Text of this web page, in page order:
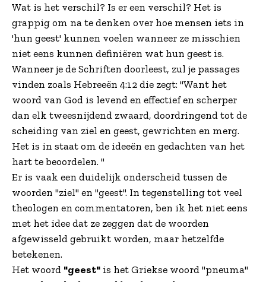
Wat is het verschil? Is er een verschil? Het is
grappig om na te denken over hoe mensen iets in
'hun geest' kunnen voelen wanneer ze misschien
niet eens kunnen definiëren wat hun geest is.
Wanneer je de Schriften doorleest, zul je passages
vinden zoals Hebreeën 4:12 die zegt: "Want het
woord van God is levend en effectief en scherper
dan elk tweesnijdend zwaard, doordringend tot de
scheiding van ziel en geest, gewrichten en merg.
Het is in staat om de ideeën en gedachten van het
hart te beoordelen. "
Er is vaak een duidelijk onderscheid tussen de
woorden "ziel" en "geest". In tegenstelling tot veel
theologen en commentatoren, ben ik het niet eens
met het idee dat ze zeggen dat de woorden
afgewisseld gebruikt worden, maar hetzelfde
betekenen.
Het woord "geest" is het Griekse woord "pneuma"